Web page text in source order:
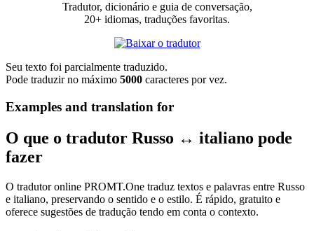
Tradutor, dicionário e guia de conversação,
20+ idiomas, traduções favoritas.
Seu texto foi parcialmente traduzido.
Pode traduzir no máximo 5000 caracteres por vez.
Examples and translation for
O que o tradutor Russo ↔ italiano pode
fazer
O tradutor online PROMT.One traduz textos e palavras entre Russo
e italiano, preservando o sentido e o estilo. É rápido, gratuito e
oferece sugestões de tradução tendo em conta o contexto.